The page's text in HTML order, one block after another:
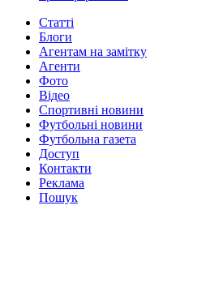
Статті
Блоги
Агентам на замітку
Агенти
Фото
Відео
Спортивні новини
Футбольні новини
Футбольна газета
Доступ
Контакти
Реклама
Пошук